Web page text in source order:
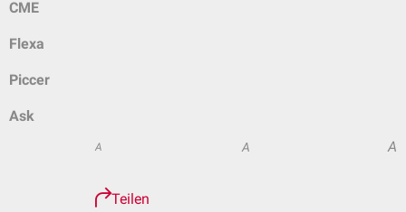
CME
Flexa
Piccer
Ask
A A A
Teilen